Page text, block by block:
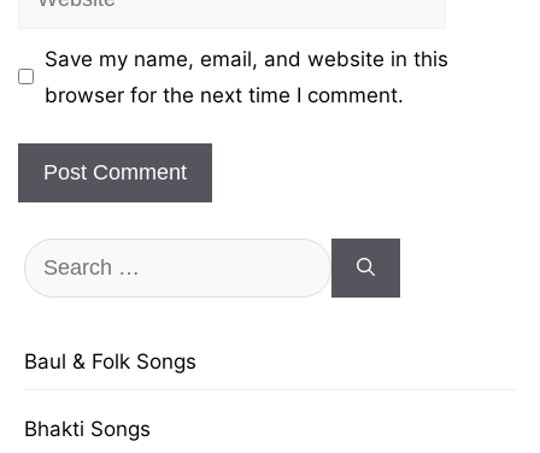
Save my name, email, and website in this
browser for the next time I comment.
Search
for:
Baul & Folk Songs
Bhakti Songs